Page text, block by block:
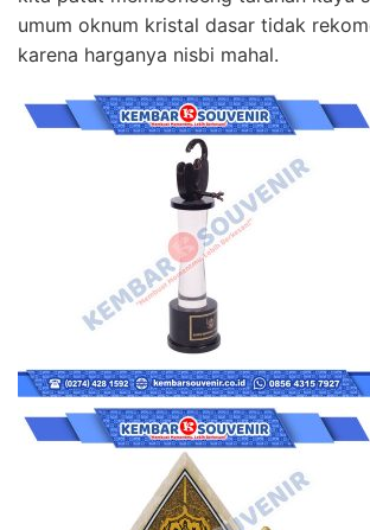
umum oknum kristal dasar tidak
karena harganya nisbi mahal.